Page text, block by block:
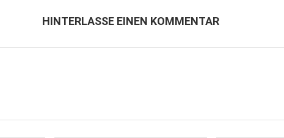
HINTERLASSE EINEN KOMMENTAR